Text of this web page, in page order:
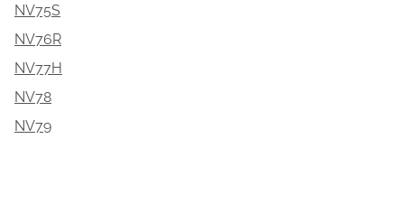
NV75S
NV76R
NV77H
NV78
NV79